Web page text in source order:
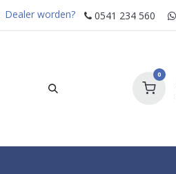
Dealer worden? 0541 234 560
0